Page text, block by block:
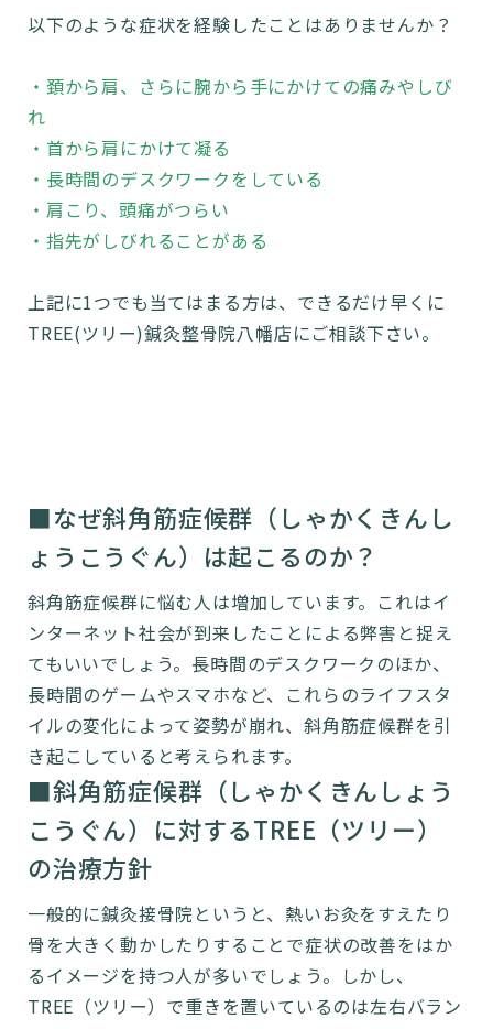
以下のような症状を経験したことはありませんか？
・頚から肩、さらに腕から手にかけての痛みやしび
れ
・首から肩にかけて凝る
・長時間のデスクワークをしている
・肩こり、頭痛がつらい
・指先がしびれることがある
上記に1つでも当てはまる方は、できるだけ早くに
TREE(ツリー)鍼灸整骨院八幡店にご相談下さい。
■なぜ斜角筋症候群（しゃかくきんし
ょうこうぐん）は起こるのか？
斜角筋症候群に悩む人は増加しています。これはイ
ンターネット社会が到来したことによる弊害と捉え
てもいいでしょう。長時間のデスクワークのほか、
長時間のゲームやスマホなど、これらのライフスタ
イルの変化によって姿勢が崩れ、斜角筋症候群を引
き起こしていると考えられます。
■斜角筋症候群（しゃかくきんしょう
こうぐん）に対するTREE（ツリー）
の治療方針
一般的に鍼灸接骨院というと、熱いお灸をすえたり
骨を大きく動かしたりすることで症状の改善をはか
るイメージを持つ人が多いでしょう。しかし、
TREE（ツリー）で重きを置いているのは左右バラン